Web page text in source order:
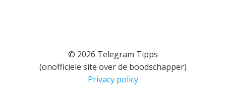
© 2026 Telegram Tipps
(onofficiële site over de boodschapper)
Privacy policy